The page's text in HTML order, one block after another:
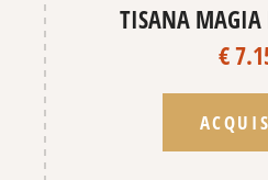
TISANA MAGIA
€